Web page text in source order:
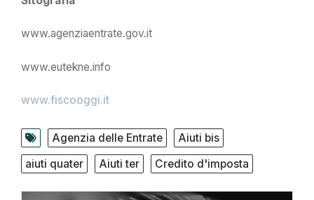
www.agenziaentrate.gov.it
www.eutekne.info
www.fiscooggi.it
Agenzia delle Entrate
Aiuti bis
aiuti quater
Aiuti ter Credito d'imposta